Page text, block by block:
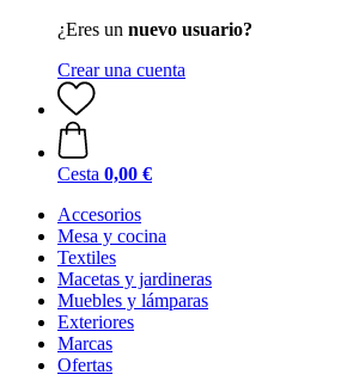
¿Eres un nuevo usuario?
Crear una cuenta
Cesta 0,00 €
Accesorios
Mesa y cocina
Textiles
Macetas y jardineras
Muebles y lámparas
Exteriores
Marcas
Ofertas